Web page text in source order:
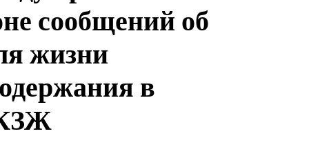
сообщений об
жизни
в